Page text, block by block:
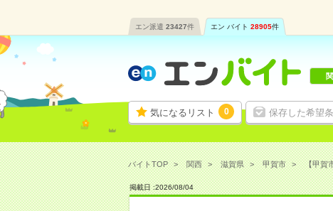
エン派遣 23427件 エン バイト 28905件
気になるリスト 0 保存した希望
バイトTOP 関西 滋賀県 甲賀市 【甲賀
掲載日 :2026/08/04